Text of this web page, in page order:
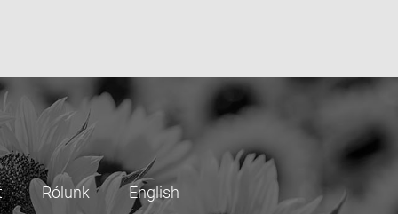
Rólunk English